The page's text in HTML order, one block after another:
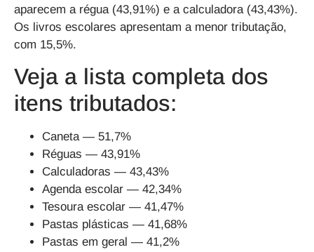
aparecem a régua (43,91%) e a calculadora (43,43%).
Os livros escolares apresentam a menor tributação,
com 15,5%.
Veja a lista completa dos
itens tributados:
Caneta — 51,7%
Réguas — 43,91%
Calculadoras — 43,43%
Agenda escolar — 42,34%
Tesoura escolar — 41,47%
Pastas plásticas — 41,68%
Pastas em geral — 41,2%